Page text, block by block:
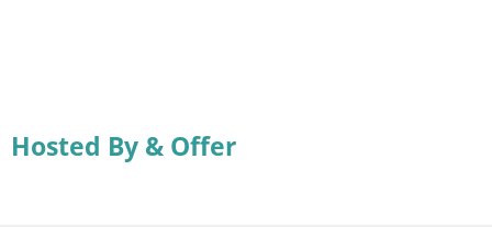
Hosted By & Offer